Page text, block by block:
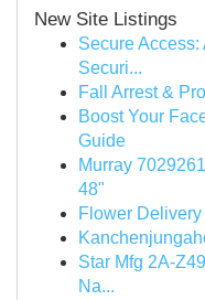
New Site Listings
Secure
Securi...
Fall Arrest &
Boost Your
Guide
Murray
48"
Flower
Star Mfg 2A-
Na...